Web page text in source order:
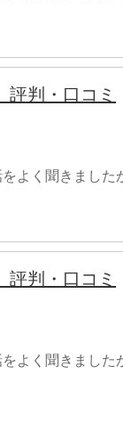
評判・口コミ
よく聞きまし
評判・口コミ
よく聞きまし